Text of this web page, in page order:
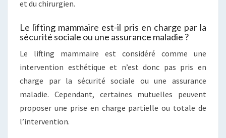
et du chirurgien.
Le lifting mammaire est-il pris en charge par la
sécurité sociale ou une assurance maladie ?
Le lifting mammaire est considéré comme une
intervention esthétique et n’est donc pas pris en
charge par la sécurité sociale ou une assurance
maladie. Cependant, certaines mutuelles peuvent
proposer une prise en charge partielle ou totale de
l’intervention.